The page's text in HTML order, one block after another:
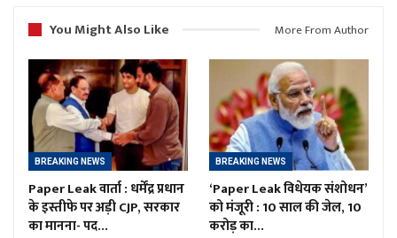
You Might Also Like
More From Author
BREAKING NEWS
Paper Leak वार्ता : धर्मेंद्र प्रधान
के इस्तीफे पर अड़ी CJP, सरकार
का मानना- पद…
BREAKING NEWS
‘Paper Leak विधेयक संशोधन’
को मंजूरी : 10 साल की जेल, 10
करोड़ का…